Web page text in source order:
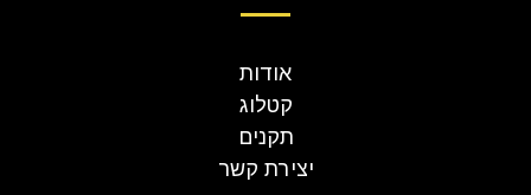
אודות
קטלוג
תקנים
יצירת קשר